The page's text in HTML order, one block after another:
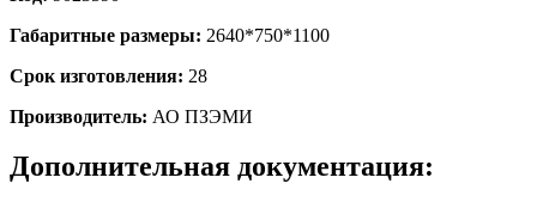
Габаритные размеры: 2640*750*1100
Срок изготовления: 28
Производитель: АО ПЗЭМИ
Дополнительная документация: